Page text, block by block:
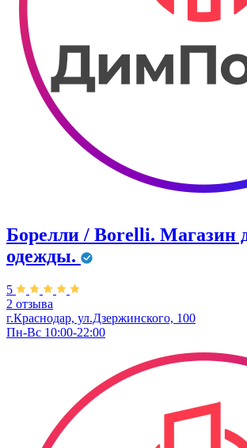
Борелли / Borelli. Магазин
одежды.
5
2 отзыва
г.Краснодар, ул.Дзержинского, 100
Пн-Вс 10:00-22:00